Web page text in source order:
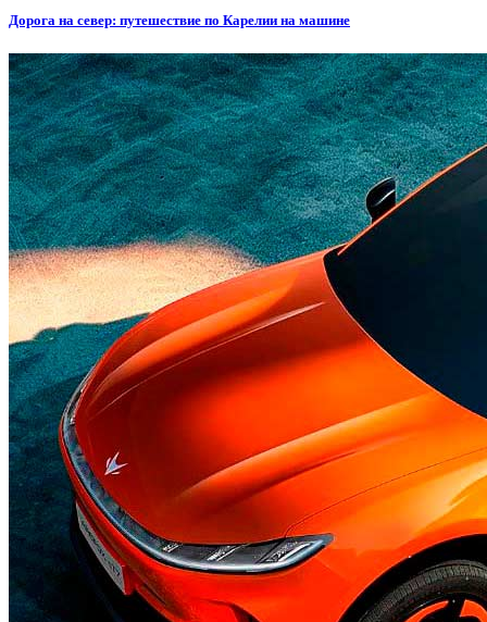
Дорога на север: путешествие по Карелии на машине